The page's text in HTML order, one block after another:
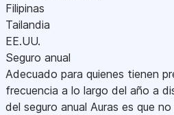
Filipinas
Tailandia
EE.UU.
Seguro anual
Adecuado para quienes tienen
frecuencia a lo largo del año a
del seguro anual Auras es que